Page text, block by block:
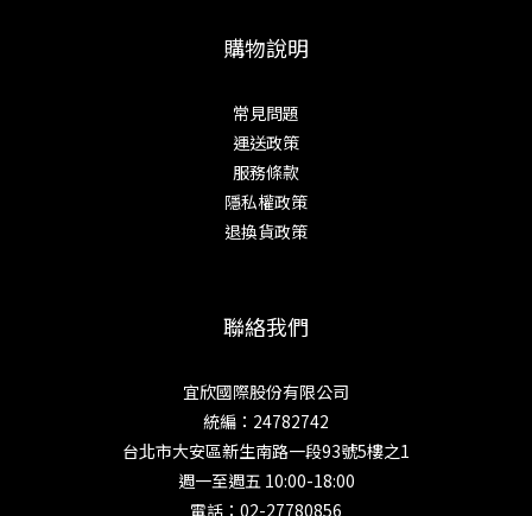
購物說明
常見問題
運送政策
服務條款
隱私權政策
退換貨政策
聯絡我們
宜欣國際股份有限公司
統編：24782742
台北市大安區新生南路一段93號5樓之1
週一至週五 10:00-18:00
電話：02-27780856